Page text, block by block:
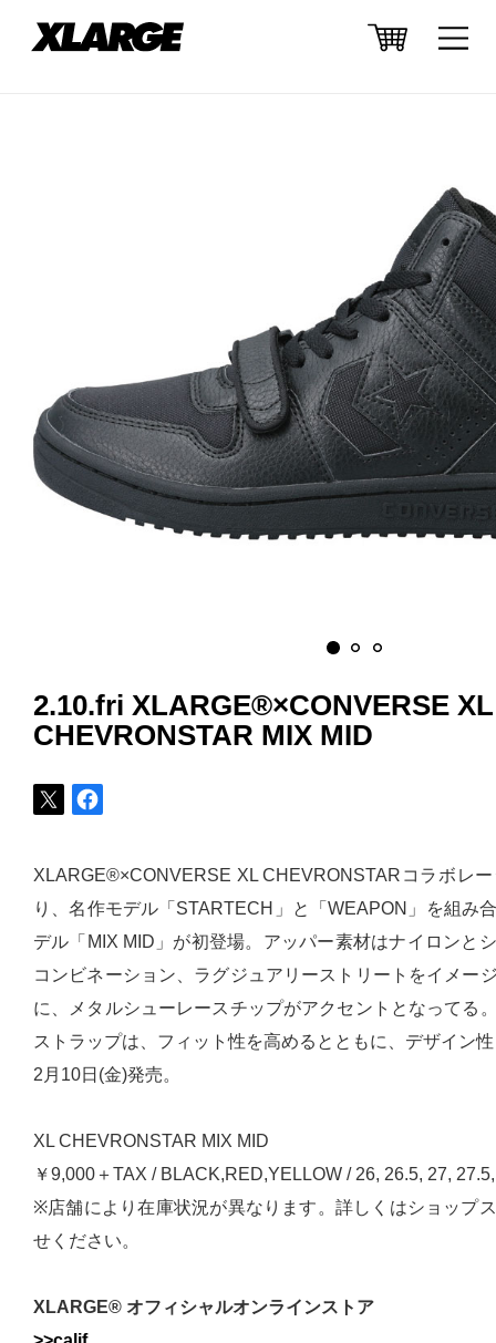
2.10.fri XLARGE®×CONVERSE XL
CHEVRONSTAR MIX MID
XLARGE®×CONVERSE XL CHEVRONSTARコラボレ
り、名作モデル「STARTECH」と「WEAPON」を組み
デル「MIX MID」が初登場。アッパー素材はナイロンと
コンビネーション、ラグジュアリーストリートをイメー
に、メタルシューレースチップがアクセントとなってる
ストラップは、フィット性を高めるとともに、デザイン
2月10日(金)発売。
XL CHEVRONSTAR MIX MID
￥9,000＋TAX / BLACK,RED,YELLOW / 26, 26.5, 27,
※店舗により在庫状況が異なります。詳しくはショップ
せください。
XLARGE® オフィシャルオンラインストア